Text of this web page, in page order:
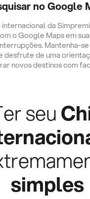
no Google
internacional da
o Google Maps em
Mantenha-
desfrute de uma
novos destinos com
seu
simples